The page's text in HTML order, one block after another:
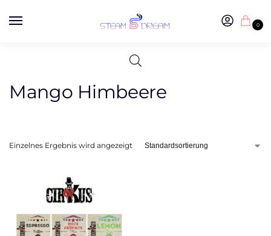
0
Mango Himbeere
Einzelnes Ergebnis wird angezeigt